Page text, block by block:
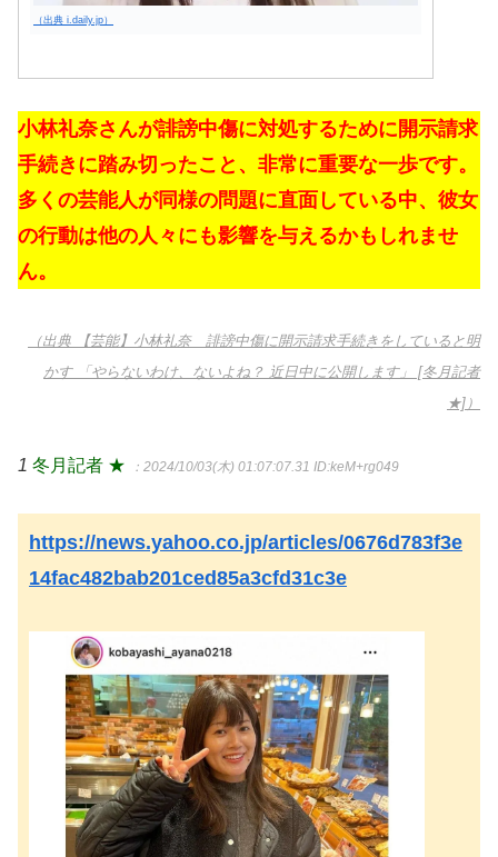
（出典 i.daily.jp）
小林礼奈さんが誹謗中傷に対処するために開示請求
手続きに踏み切ったこと、非常に重要な一歩です。
多くの芸能人が同様の問題に直面している中、彼女
の行動は他の人々にも影響を与えるかもしれませ
ん。
（出典 【芸能】小林礼奈 誹謗中傷に開示請求手続きをしていると明
かす 「やらないわけ、ないよね？ 近日中に公開します」 [冬月記者
★]）
1 冬月記者 ★ ：2024/10/03(木) 01:07:07.31 ID:keM+rg049
https://news.yahoo.co.jp/articles/0676d783f3e
14fac482bab201ced85a3cfd31c3e